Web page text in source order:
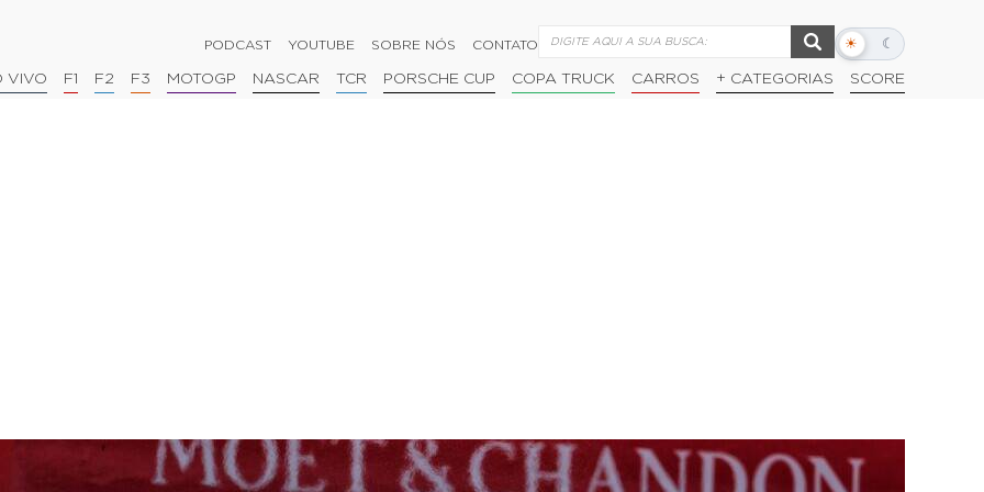
PODCAST YOUTUBE SOBRE NÓS CONTATO ☀ ☾
Alternar
escuro
VIVO F1 F2 F3 MOTOGP NASCAR TCR PORSCHE CUP COPA TRUCK CARROS + CATEGORIAS SCORE